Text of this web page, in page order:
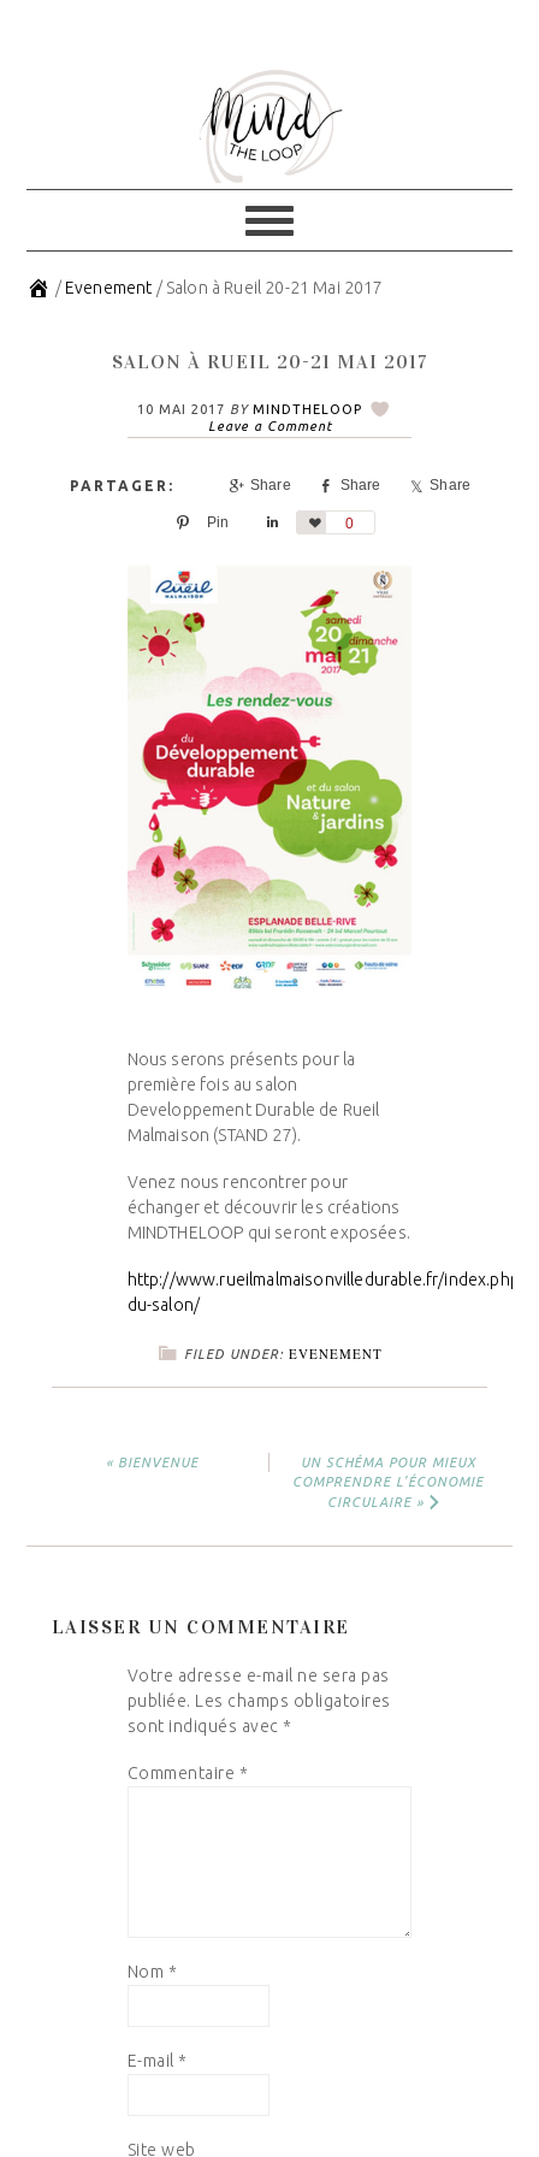
/ Evenement /Salon à Rueil 20-21 Mai 2017
SALON À RUEIL 20-21 MAI 2017
10 MAI 2017 BY MINDTHELOOP
Leave a Comment
Share Share Share
Pin Share 0
Love
Nous serons présents pour la
première fois au salon
Developpement Durable de Rueil
Malmaison (STAND 27).
Venez nous rencontrer pour
échanger et découvrir les créations
MINDTHELOOP qui seront exposées.
http://www.rueilmalmaisonvilledurable.fr/index.php/
du-salon/
FILED UNDER: EVENEMENT
« BIENVENUE
UN SCHÉMA POUR MIEUX
COMPRENDRE L’ÉCONOMIE
CIRCULAIRE »
LAISSER UN COMMENTAIRE
Votre adresse e-mail ne sera pas
publiée. Les champs obligatoires
sont indiqués avec *
Commentaire *
Nom *
E-mail *
Site web